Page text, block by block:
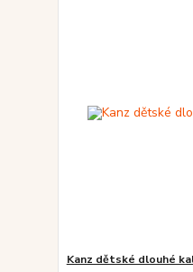
Kanz dětské dlouhé